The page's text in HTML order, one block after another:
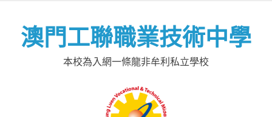
content澳門工聯職業技術中學
本校為入網一條龍非牟利私立學校